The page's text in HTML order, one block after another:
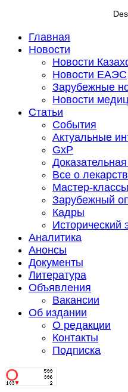
Главная
Новости
Новости
Новости ЕАЭС
Зарубежные
Новости
Статьи
События
Актуальные
GxP
Все о
Мастер-классы
Зарубежный
Кадры
Исторический
Аналитика
Анонсы
Документы
Литература
Объявления
Вакансии
Об издании
О редакции
Контакты
Подписка